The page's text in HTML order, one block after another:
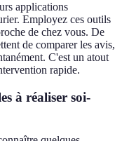
applications
Employez ces outils
de chez vous. De
de comparer les avis,
C'est un atout
rapide.
à réaliser soi-